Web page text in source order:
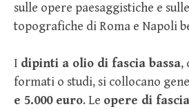
sulle opere paesaggistiche e
topografiche di Roma e Napoli
I dipinti a olio di fascia bassa,
formati o studi, si collocano
e 5.000 euro. Le opere di